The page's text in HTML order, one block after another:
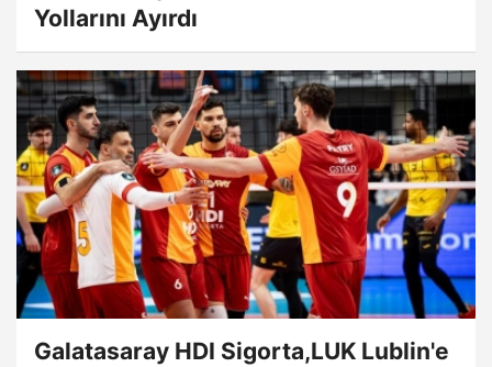
Yollarını Ayırdı
Galatasaray HDI Sigorta,LUK Lublin'e